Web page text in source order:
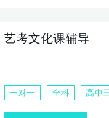
艺考文化课辅导
一对一 全科 高中